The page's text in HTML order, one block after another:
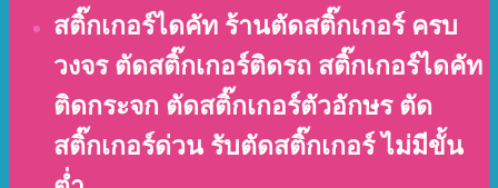
สติ๊กเกอร์ไดคัท ร้านตัดสติ๊กเกอร์ ครบ
วงจร ตัดสติ๊กเกอร์ติดรถ สติ๊กเกอร์ไดคัท
ติดกระจก ตัดสติ๊กเกอร์ตัวอักษร ตัด
สติ๊กเกอร์ด่วน รับตัดสติ๊กเกอร์ ไม่มีขั้น